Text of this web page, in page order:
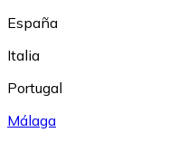
España
Italia
Portugal
Málaga